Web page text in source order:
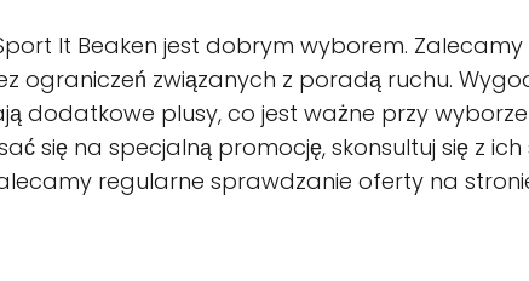
It Beaken jest dobrym wyborem.
ograniczeń związanych z poradą ruchu.
dodatkowe plusy, co jest ważne przy wyborze
się na specjalną promocję, skonsultuj się z ich
regularne sprawdzanie oferty na